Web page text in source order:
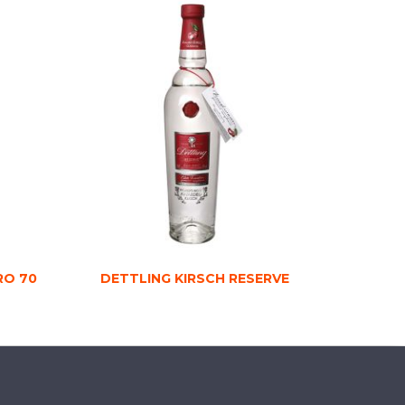
70 DETTLING KIRSCH RESERVE